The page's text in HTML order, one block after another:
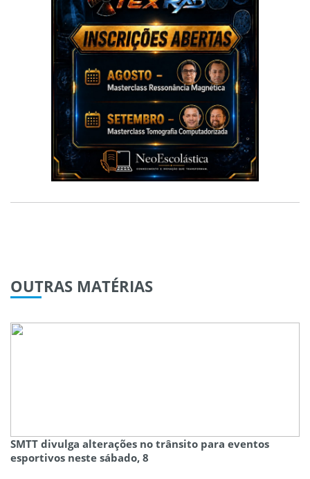
OUTRAS MATÉRIAS
SMTT divulga alterações no trânsito para eventos
esportivos neste sábado, 8